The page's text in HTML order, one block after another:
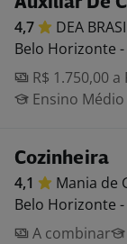
4,7 DEA
Belo Horizonte -
R$ 1.750,00 a
Ensino Médio
Cozinheira
4,1 Mania de
Belo Horizonte -
A combinar